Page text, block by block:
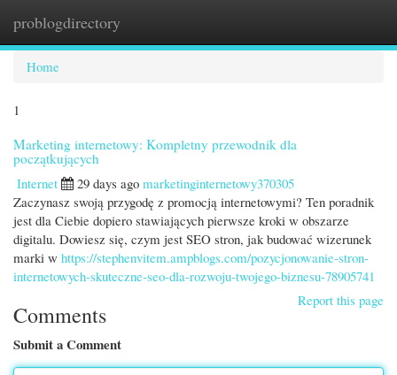
problogdirectory
Home
1
Marketing internetowy: Kompletny przewodnik dla
początkujących
Internet
29 days ago marketinginternetowy370305
Zaczynasz swoją przygodę z promocją internetowymi? Ten poradnik
jest dla Ciebie dopiero stawiających pierwsze kroki w obszarze
digitalu. Dowiesz się, czym jest SEO stron, jak budować wizerunek
marki w https://stephenvitem.ampblogs.com/pozycjonowanie-stron-
internetowych-skuteczne-seo-dla-rozwoju-twojego-biznesu-78905741
Report this page
Comments
Submit a Comment